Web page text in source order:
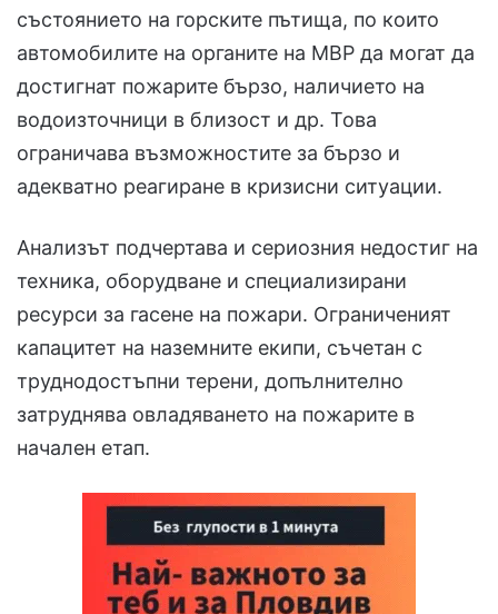
състоянието на горските пътища, по които
автомобилите на органите на МВР да могат да
достигнат пожарите бързо, наличието на
водоизточници в близост и др. Това
ограничава възможностите за бързо и
адекватно реагиране в кризисни ситуации.
Анализът подчертава и сериозния недостиг на
техника, оборудване и специализирани
ресурси за гасене на пожари. Ограниченият
капацитет на наземните екипи, съчетан с
труднодостъпни терени, допълнително
затруднява овладяването на пожарите в
начален етап.